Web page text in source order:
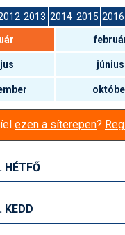
2013 2014 2015 2016
június
ezen a síterepen?
HÉTFŐ
KEDD